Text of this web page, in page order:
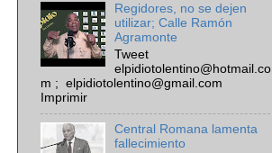
Regidores, no se dejen
utilizar; Calle Ramón
Agramonte
Tweet
elpidiotolentino@hotmail.co
m ; elpidiotolentino@gmail.com
Imprimir
Central Romana lamenta
fallecimiento